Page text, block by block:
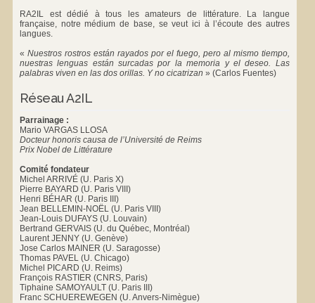
RA2IL est dédié à tous les amateurs de littérature. La langue
française, notre médium de base, se veut ici à l’écoute des autres
langues.
« Nuestros rostros están rayados por el fuego, pero al mismo tiempo,
nuestras lenguas están surcadas por la memoria y el deseo. Las
palabras viven en las dos orillas. Y no cicatrizan » (Carlos Fuentes)
Réseau A2IL
Parrainage :
Mario VARGAS LLOSA
Docteur honoris causa de l’Université de Reims
Prix Nobel de Littérature
Comité fondateur
Michel ARRIVÉ (U. Paris X)
Pierre BAYARD (U. Paris VIII)
Henri BÉHAR (U. Paris III)
Jean BELLEMIN-NOËL (U. Paris VIII)
Jean-Louis DUFAYS (U. Louvain)
Bertrand GERVAIS (U. du Québec, Montréal)
Laurent JENNY (U. Genève)
Jose Carlos MAINER (U. Saragosse)
Thomas PAVEL (U. Chicago)
Michel PICARD (U. Reims)
François RASTIER (CNRS, Paris)
Tiphaine SAMOYAULT (U. Paris III)
Franc SCHUEREWEGEN (U. Anvers-Nimègue)